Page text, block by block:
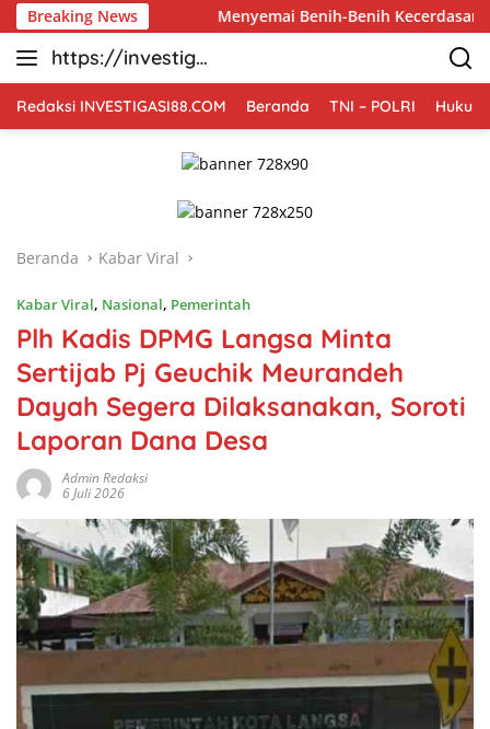
Langsung
ke
konten
Breaking News
Menyemai Benih-Benih Kecerdasan: Ketika Satgas TMMD
https://investiga
si88.com
Redaksi INVESTIGASI88.COM Beranda TNI – POLRI
Beranda Kabar Viral
Kabar Viral, Nasional, Pemerintah
Plh Kadis DPMG Langsa Minta
Sertijab Pj Geuchik Meurandeh
Dayah Segera Dilaksanakan, Soroti
Laporan Dana Desa
Admin Redaksi
6 Juli 2026